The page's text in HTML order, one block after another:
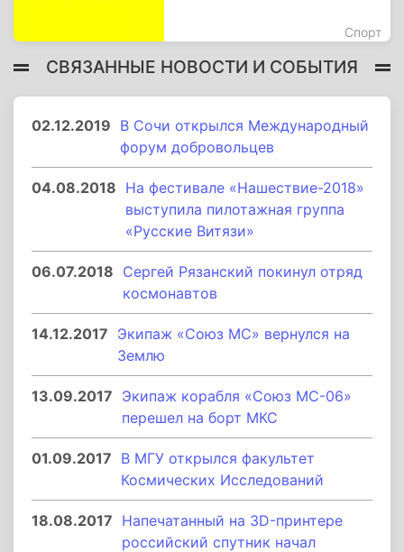
Спорт
СВЯЗАННЫЕ НОВОСТИ И СОБЫТИЯ
02.12.2019 В Сочи открылся Международный
форум добровольцев
04.08.2018 На фестивале «Нашествие-2018»
выступила пилотажная группа
«Русские Витязи»
06.07.2018 Сергей Рязанский покинул отряд
космонавтов
14.12.2017 Экипаж «Союз МС» вернулся на
Землю
13.09.2017 Экипаж корабля «Союз МС-06»
перешел на борт МКС
01.09.2017 В МГУ открылся факультет
Космических Исследований
18.08.2017 Напечатанный на 3D-принтере
российский спутник начал